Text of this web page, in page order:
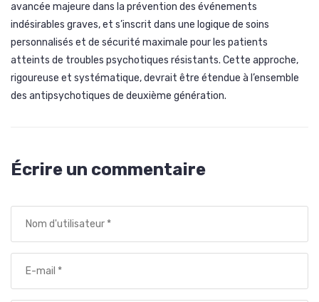
avancée majeure dans la prévention des événements
indésirables graves, et s’inscrit dans une logique de soins
personnalisés et de sécurité maximale pour les patients
atteints de troubles psychotiques résistants. Cette approche,
rigoureuse et systématique, devrait être étendue à l’ensemble
des antipsychotiques de deuxième génération.
Écrire un commentaire